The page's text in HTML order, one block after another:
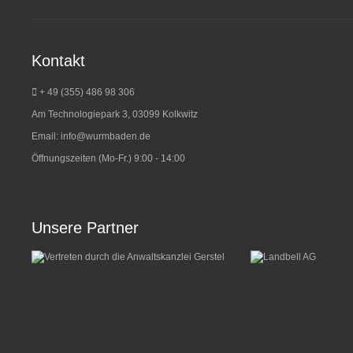
Kontakt
+ 49 (355) 486 98 306
Am Technologiepark 3, 03099 Kolkwitz
Email: info@wurmbaden.de
Öffnungszeiten (Mo-Fr.) 9:00 - 14:00
Unsere Partner